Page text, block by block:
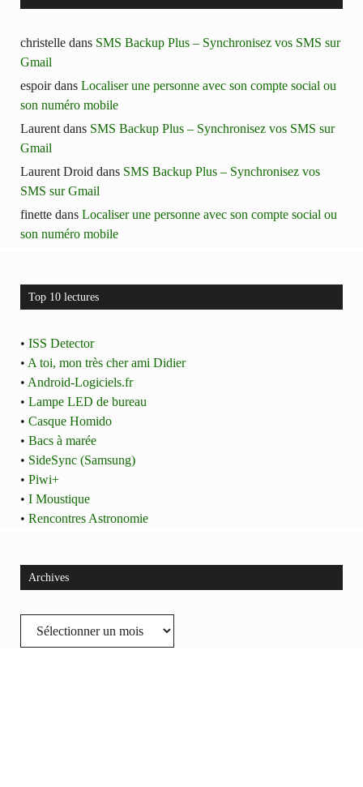
christelle dans SMS Backup Plus – Synchronisez vos SMS sur
Gmail
espoirdans Localiser une personne avec son compte social ou
son numéro mobile
Laurent dans SMS Backup Plus – Synchronisez vos SMS sur
Gmail
Laurent Droid dans SMS Backup Plus – Synchronisez vos
SMS sur Gmail
finette dans Localiser une personne avec son compte social ou
son numéro mobile
Top 10 lectures
• ISS Detector
• A toi, mon très cher ami Didier
• Android-Logiciels.fr
• Lampe LED de bureau
• Casque Homido
• Bacs à marée
• SideSync (Samsung)
• Piwi+
• I Moustique
• Rencontres Astronomie
Archives
Archives